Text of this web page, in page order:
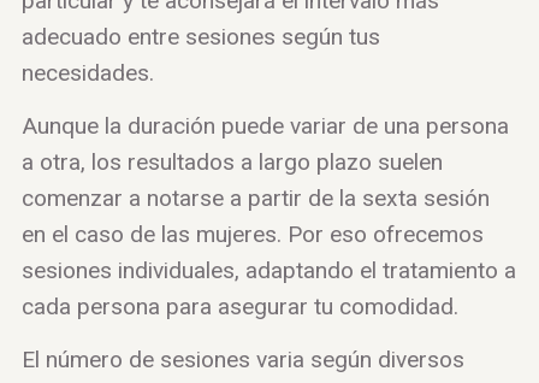
adecuado entre sesiones según tus
necesidades.
Aunque la duración puede variar de una persona
a otra, los resultados a largo plazo suelen
comenzar a notarse a partir de la sexta sesión
en el caso de las mujeres. Por eso ofrecemos
sesiones individuales, adaptando el tratamiento a
cada persona para asegurar tu comodidad.
El número de sesiones varia según diversos